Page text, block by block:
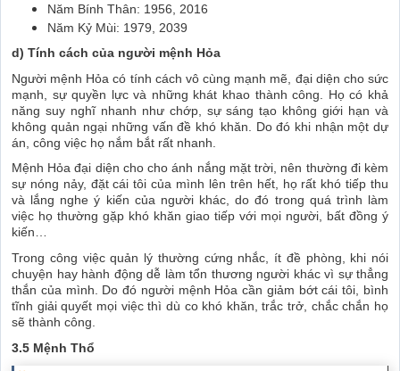
Năm Bính Thân: 1956, 2016
Năm Kỷ Mùi: 1979, 2039
d) Tính cách của người mệnh Hỏa
Người mệnh Hỏa có tính cách vô cùng mạnh mẽ, đại diện cho sức
mạnh, sự quyền lực và những khát khao thành công. Họ có khả
năng suy nghĩ nhanh như chớp, sự sáng tạo không giới hạn và
không quản ngại những vấn đề khó khăn. Do đó khi nhận một dự
án, công việc họ nắm bắt rất nhanh.
Mệnh Hỏa đại diện cho cho ánh nắng mặt trời, nên thường đi kèm
sự nóng nảy, đặt cái tôi của mình lên trên hết, họ rất khó tiếp thu
và lắng nghe ý kiến của người khác, do đó trong quá trình làm
việc họ thường gặp khó khăn giao tiếp với mọi người, bất đồng ý
kiến…
Trong công việc quản lý thường cứng nhắc, ít đề phòng, khi nói
chuyện hay hành động dễ làm tổn thương người khác vì sự thẳng
thắn của mình. Do đó người mệnh Hỏa cần giảm bớt cái tôi, bình
tĩnh giải quyết mọi việc thì dù co khó khăn, trắc trở, chắc chắn họ
sẽ thành công.
3.5 Mệnh Thổ